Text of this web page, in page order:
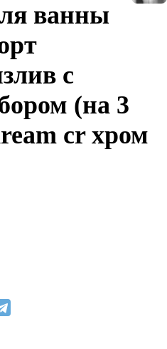
ванны
с
(на 3
cr хром